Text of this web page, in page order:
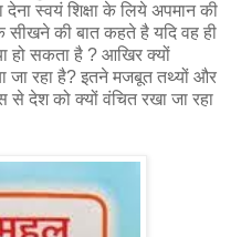
देना स्वयं शिक्षा के लिये अपमान की
सीखने की बात कहते है यदि वह ही
हो सकता है ? आखिर क्यों
रहा है? इतने मजबूत तथ्यों और
से देश को क्यों वंचित रखा जा रहा